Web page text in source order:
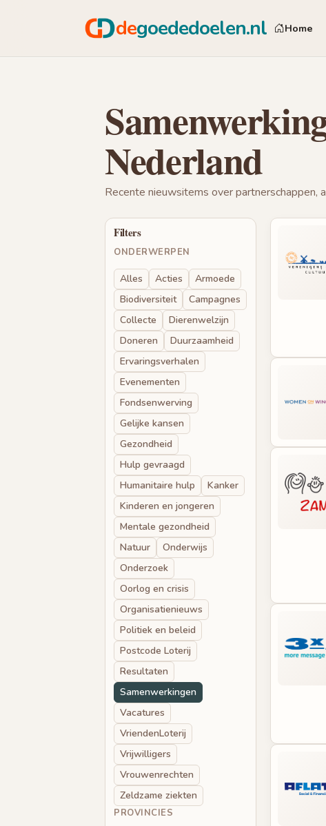
degoededoelen.nl Home
Nederland
Recente nieuwsitems over partnerschappen,
Filters
ONDERWERPEN
Alles Acties
Armoede
Biodiversiteit
Campagnes
Collecte
Dierenwelzijn
Doneren
Duurzaamheid
Ervaringsverhalen
Evenementen
Fondsenwerving
Gelijke kansen
Gezondheid
Hulp gevraagd
Humanitaire hulp
Kanker
Kinderen en jongeren
Mentale gezondheid
Natuur
Onderwijs
Onderzoek
Oorlog en crisis
Organisatienieuws
Politiek en beleid
Postcode Loterij
Resultaten
Samenwerkingen
Vacatures
VriendenLoterij
Vrijwilligers
Vrouwenrechten
Zeldzame ziekten
PROVINCIES